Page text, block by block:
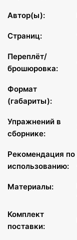
Автор(ы):
Страниц:
Переплёт/
брошюровка:
Формат
(габариты):
Упражнений в
сборнике:
Рекомендация по
использованию:
Материалы:
Комплект
поставки: